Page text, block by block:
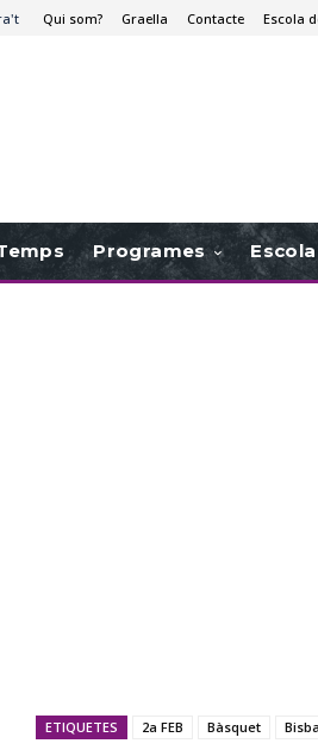
Qui som? Graella Contacte Escola
Programes Escola
ETIQUETES 2a FEB Bàsquet